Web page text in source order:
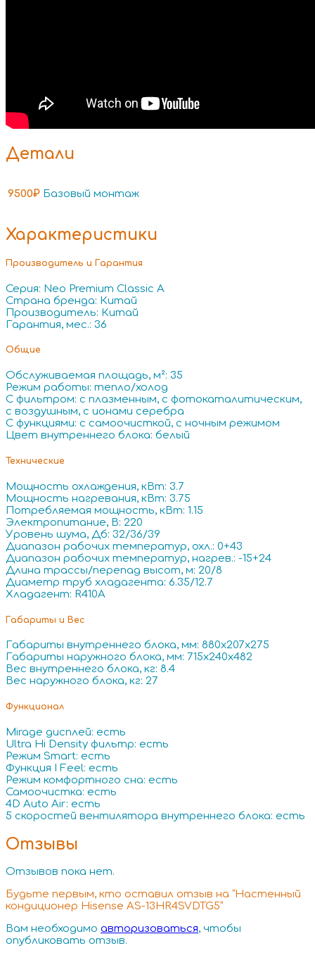
Детали
9500₽ Базовый монтаж
Характеристики
Производитель и Гарантия
Серия: Neo Premium Classic A
Страна бренда: Китай
Производитель: Китай
Гарантия, мес.: 36
Общие
Обслуживаемая площадь, м²: 35
Режим работы: тепло/холод
С фильтром: с плазменным, с фотокаталитическим,
с воздушным, с ионами серебра
С функциями: с самоочисткой, с ночным режимом
Цвет внутреннего блока: белый
Технические
Мощность охлаждения, кВт: 3.7
Мощность нагревания, кВт: 3.75
Потребляемая мощность, кВт: 1.15
Электропитание, В: 220
Уровень шума, Дб: 32/36/39
Диапазон рабочих температур, охл.: 0+43
Диапазон рабочих температур, нагрев.: -15+24
Длина трассы/перепад высот, м: 20/8
Диаметр труб хладагента: 6.35/12.7
Хладагент: R410A
Габариты и Вес
Габариты внутреннего блока, мм: 880x207x275
Габариты наружного блока, мм: 715x240x482
Вес внутреннего блока, кг: 8.4
Вес наружного блока, кг: 27
Функционал
Mirage дисплей: есть
Ultra Hi Density фильтр: есть
Режим Smart: есть
Функция I Feel: есть
Режим комфортного сна: есть
Самоочистка: есть
4D Auto Air: есть
5 скоростей вентилятора внутреннего блока: есть
Отзывы
Отзывов пока нет.
Будьте первым, кто оставил отзыв на “Настенный
кондиционер Hisense AS-13HR4SVDTG5”
Вам необходимо авторизоваться, чтобы
опубликовать отзыв.